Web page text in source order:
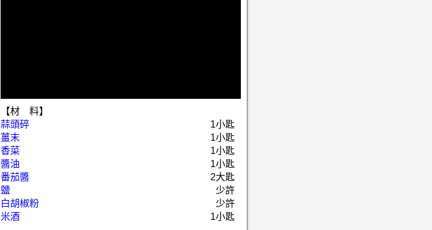
【材 料】
蒜頭碎
1小匙
薑末
1小匙
香菜
1小匙
醬油
1小匙
番茄醬
2大匙
鹽
少許
白胡椒粉
少許
米酒
1小匙